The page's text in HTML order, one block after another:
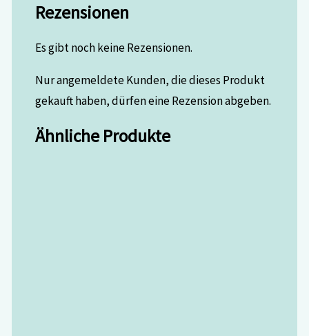
Rezensionen
Es gibt noch keine Rezensionen.
Nur angemeldete Kunden, die dieses Produkt
gekauft haben, dürfen eine Rezension abgeben.
Ähnliche Produkte